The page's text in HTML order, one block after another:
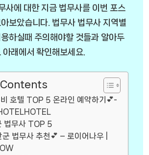
사에 대한 지금 법무사를 이번 포스
보았습니다. 법무사 법무사 지역별
하실때 주의해야할 것들과 알아두
래에서 확인해보세요.
호텔 TOP 5 온라인 예약하기💕-
법무사 TOP 5
군 법무사 추천💕 – 로이어나우 |